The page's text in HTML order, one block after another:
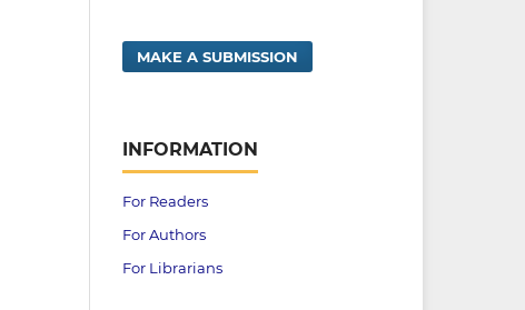
MAKE A SUBMISSION
INFORMATION
For Readers
For Authors
For Librarians